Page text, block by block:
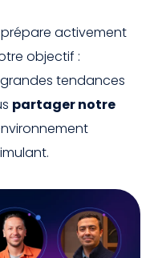
activement
objectif :
tendances
partager notre